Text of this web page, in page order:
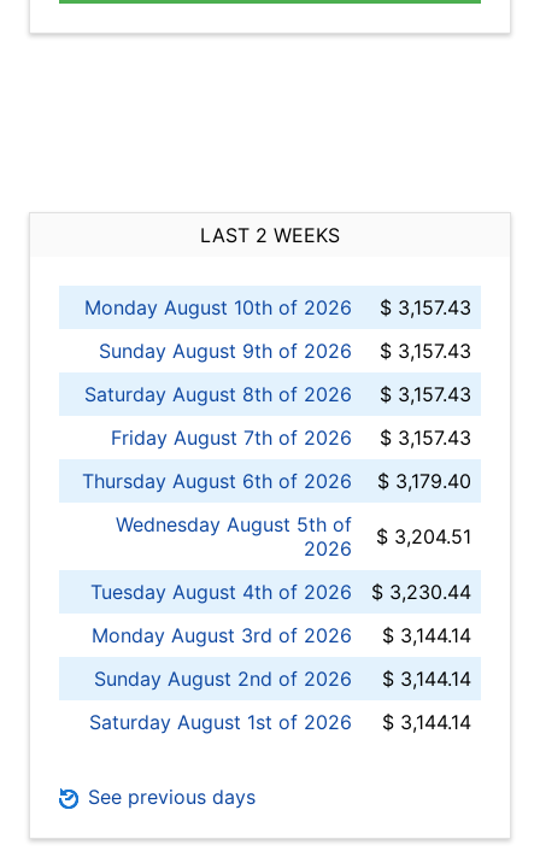
LAST 2 WEEKS
Monday August 10th of 2026
$ 3,157.43
Sunday August 9th of 2026
$ 3,157.43
Saturday August 8th of 2026
$ 3,157.43
Friday August 7th of 2026
$ 3,157.43
Thursday August 6th of 2026
$ 3,179.40
Wednesday August 5th of
2026
$ 3,204.51
Tuesday August 4th of 2026
$ 3,230.44
Monday August 3rd of 2026
$ 3,144.14
Sunday August 2nd of 2026
$ 3,144.14
Saturday August 1st of 2026
$ 3,144.14
See previous days